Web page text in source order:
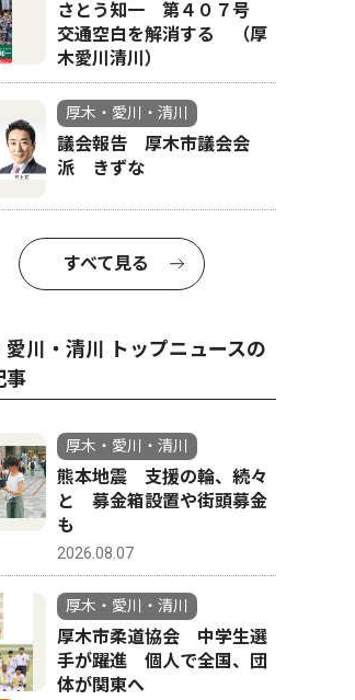
さとう知一 第４０７号
交通空白を解消する （厚
木愛川清川）
厚木・愛川・清川
議会報告 厚木市議会会
派 きずな
すべて見る
愛川・清川 トップニュースの
事
厚木・愛川・清川
熊本地震 支援の輪、続々
と 募金箱設置や街頭募金
も
2026.08.07
厚木・愛川・清川
厚木市柔道協会 中学生選
手が躍進 個人で全国、団
体が関東へ